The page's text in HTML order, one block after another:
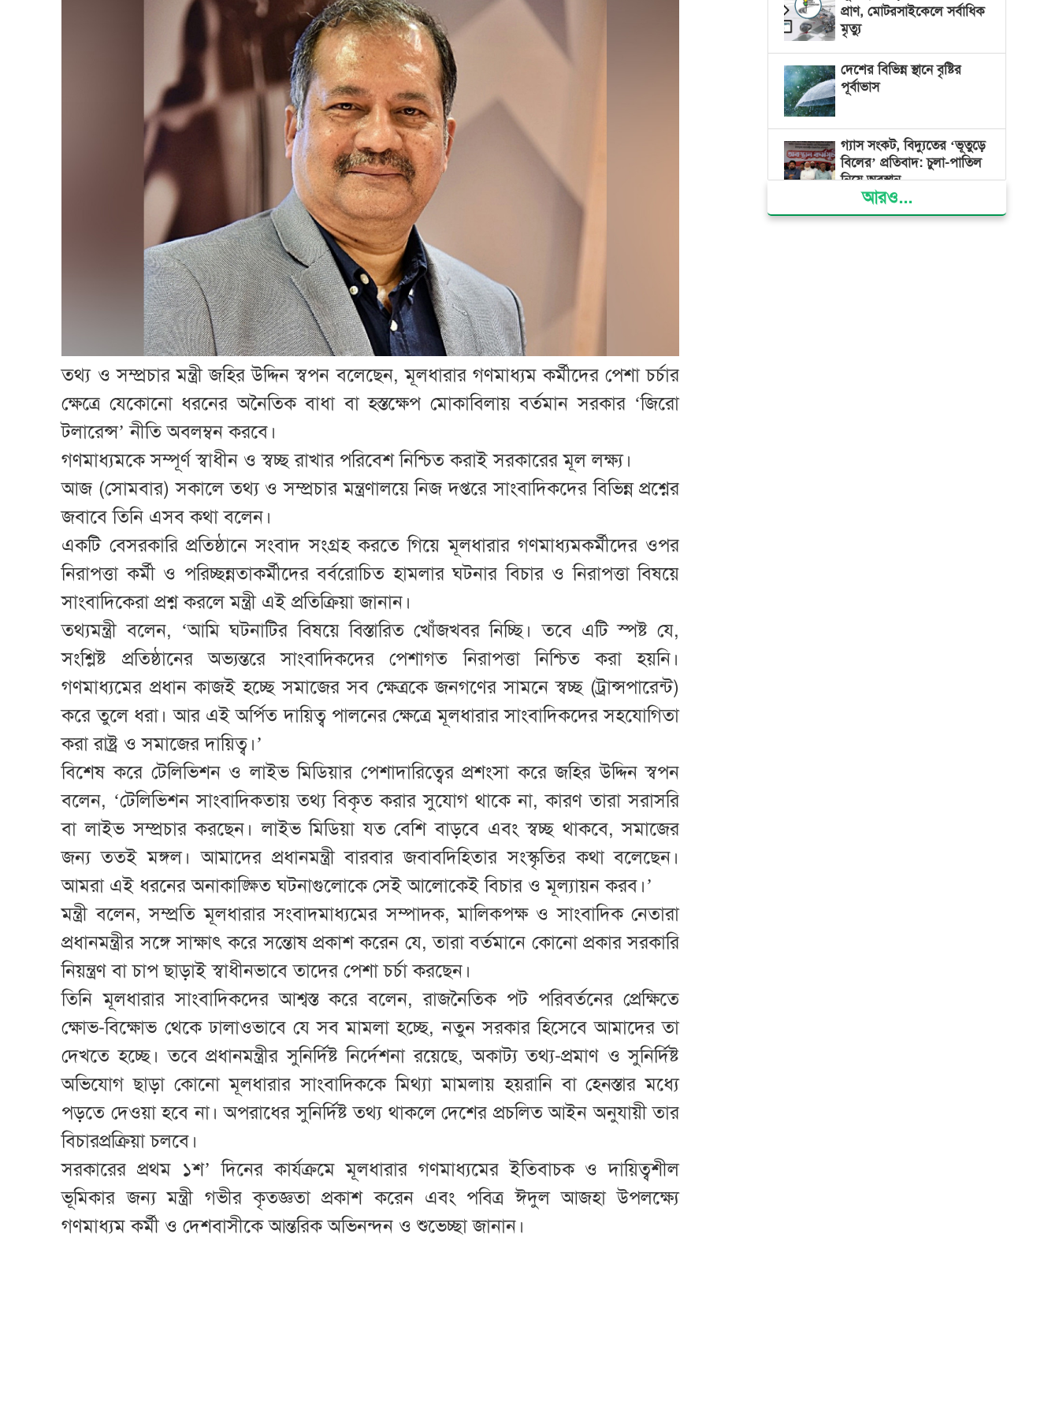
তথ্য ও সম্প্রচার মন্ত্রী জহির উদ্দিন স্বপন বলেছেন, মূলধারার গণমাধ্যম কর্মীদের পেশা চর্চার
ক্ষেত্রে যেকোনো ধরনের অনৈতিক বাধা বা হস্তক্ষেপ মোকাবিলায় বর্তমান সরকার ‘জিরো
টলারেন্স’ নীতি অবলম্বন করবে।
গণমাধ্যমকে সম্পূর্ণ স্বাধীন ও স্বচ্ছ রাখার পরিবেশ নিশ্চিত করাই সরকারের মূল লক্ষ্য।
আজ (সোমবার) সকালে তথ্য ও সম্প্রচার মন্ত্রণালয়ে নিজ দপ্তরে সাংবাদিকদের বিভিন্ন প্রশ্নের
জবাবে তিনি এসব কথা বলেন।
একটি বেসরকারি প্রতিষ্ঠানে সংবাদ সংগ্রহ করতে গিয়ে মূলধারার গণমাধ্যমকর্মীদের ওপর
নিরাপত্তা কর্মী ও পরিচ্ছন্নতাকর্মীদের বর্বরোচিত হামলার ঘটনার বিচার ও নিরাপত্তা বিষয়ে
সাংবাদিকেরা প্রশ্ন করলে মন্ত্রী এই প্রতিক্রিয়া জানান।
তথ্যমন্ত্রী বলেন, ‘আমি ঘটনাটির বিষয়ে বিস্তারিত খোঁজখবর নিচ্ছি। তবে এটি স্পষ্ট যে,
সংশ্লিষ্ট প্রতিষ্ঠানের অভ্যন্তরে সাংবাদিকদের পেশাগত নিরাপত্তা নিশ্চিত করা হয়নি।
গণমাধ্যমের প্রধান কাজই হচ্ছে সমাজের সব ক্ষেত্রকে জনগণের সামনে স্বচ্ছ (ট্রান্সপারেন্ট)
করে তুলে ধরা। আর এই অর্পিত দায়িত্ব পালনের ক্ষেত্রে মূলধারার সাংবাদিকদের সহযোগিতা
করা রাষ্ট্র ও সমাজের দায়িত্ব।’
বিশেষ করে টেলিভিশন ও লাইভ মিডিয়ার পেশাদারিত্বের প্রশংসা করে জহির উদ্দিন স্বপন
বলেন, ‘টেলিভিশন সাংবাদিকতায় তথ্য বিকৃত করার সুযোগ থাকে না, কারণ তারা সরাসরি
বা লাইভ সম্প্রচার করছেন। লাইভ মিডিয়া যত বেশি বাড়বে এবং স্বচ্ছ থাকবে, সমাজের
জন্য ততই মঙ্গল। আমাদের প্রধানমন্ত্রী বারবার জবাবদিহিতার সংস্কৃতির কথা বলেছেন।
আমরা এই ধরনের অনাকাঙ্ক্ষিত ঘটনাগুলোকে সেই আলোকেই বিচার ও মূল্যায়ন করব।’
মন্ত্রী বলেন, সম্প্রতি মূলধারার সংবাদমাধ্যমের সম্পাদক, মালিকপক্ষ ও সাংবাদিক নেতারা
প্রধানমন্ত্রীর সঙ্গে সাক্ষাৎ করে সন্তোষ প্রকাশ করেন যে, তারা বর্তমানে কোনো প্রকার সরকারি
নিয়ন্ত্রণ বা চাপ ছাড়াই স্বাধীনভাবে তাদের পেশা চর্চা করছেন।
তিনি মূলধারার সাংবাদিকদের আশ্বস্ত করে বলেন, রাজনৈতিক পট পরিবর্তনের প্রেক্ষিতে
ক্ষোভ-বিক্ষোভ থেকে ঢালাওভাবে যে সব মামলা হচ্ছে, নতুন সরকার হিসেবে আমাদের তা
দেখতে হচ্ছে। তবে প্রধানমন্ত্রীর সুনির্দিষ্ট নির্দেশনা রয়েছে, অকাট্য তথ্য-প্রমাণ ও সুনির্দিষ্ট
অভিযোগ ছাড়া কোনো মূলধারার সাংবাদিককে মিথ্যা মামলায় হয়রানি বা হেনস্তার মধ্যে
পড়তে দেওয়া হবে না। অপরাধের সুনির্দিষ্ট তথ্য থাকলে দেশের প্রচলিত আইন অনুযায়ী তার
বিচারপ্রক্রিয়া চলবে।
সরকারের প্রথম ১শ’ দিনের কার্যক্রমে মূলধারার গণমাধ্যমের ইতিবাচক ও দায়িত্বশীল
ভূমিকার জন্য মন্ত্রী গভীর কৃতজ্ঞতা প্রকাশ করেন এবং পবিত্র ঈদুল আজহা উপলক্ষ্যে
গণমাধ্যম কর্মী ও দেশবাসীকে আন্তরিক অভিনন্দন ও শুভেচ্ছা জানান।
প্রাণ, মোটরসাইকেলে সর্বাধিক
মৃত্যু
দেশের বিভিন্ন স্থানে বৃষ্টির
পূর্বাভাস
গ্যাস সংকট, বিদ্যুতের ‘ভূতুড়ে
বিলের’ প্রতিবাদ: চুলা-পাতিল
নিয়ে অবস্থান
ক্ষমতার কেন্দ্র গণভবন থেকে
আরও...